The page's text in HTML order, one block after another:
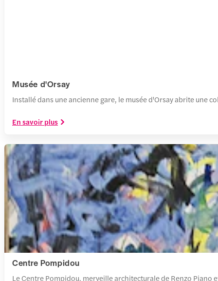
Musée d'Orsay
Installé dans une ancienne gare, le musée d'Orsay abrite
En savoir plus
Centre Pompidou
Le Centre Pompidou, merveille architecturale de Renzo